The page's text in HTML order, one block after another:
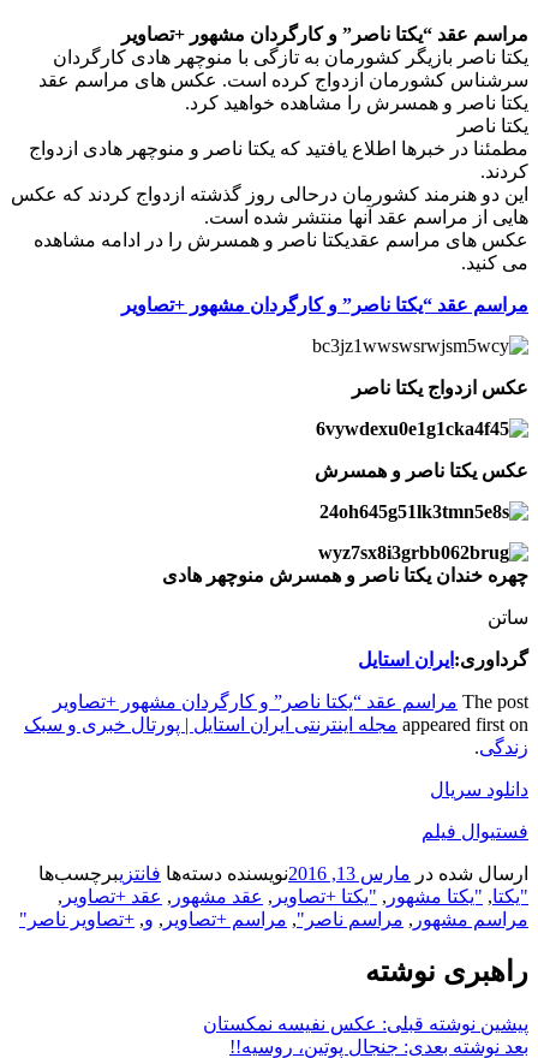
مراسم عقد “یکتا ناصر” و کارگردان مشهور +تصاویر
یکتا ناصر بازیگر کشورمان به تازگی با منوچهر هادی کارگردان
سرشناس کشورمان ازدواج کرده است. عکس های مراسم عقد
یکتا ناصر و همسرش را مشاهده خواهید کرد.
یکتا ناصر
مطمئنا در خبرها اطلاع یافتید که یکتا ناصر و منوچهر هادی ازدواج
کردند.
این دو هنرمند کشورمان درحالی روز گذشته ازدواج کردند که عکس
هایی از مراسم عقد آنها منتشر شده است.
عکس های مراسم عقدیکتا ناصر و همسرش را در ادامه مشاهده
می کنید.
مراسم عقد “یکتا ناصر” و کارگردان مشهور +تصاویر
عکس ازدواج یکتا ناصر
عکس یکتا ناصر و همسرش
چهره خندان یکتا ناصر و همسرش منوچهر هادی
ساتن
گرداوری: ایران استایل
The post مراسم عقد “یکتا ناصر” و کارگردان مشهور +تصاویر
appeared first on مجله اینترنتی ایران استایل | پورتال خبری و سبک
زندگی.
دانلود سریال
فستیوال فیلم
ارسال شده در مارس 13, 2016 نویسنده دسته‌ها فانتزیبرچسب‌ها
"یکتا, "یکتا مشهور , "یکتا +تصاویر , عقد مشهور , عقد +تصاویر ,
مراسم مشهور , مراسم ناصر", مراسم +تصاویر , و, +تصاویر ناصر"
راهبری نوشته
پیشین نوشته قبلی: عکس نفیسه نمکستان
بعد نوشته بعدی: جنجال پوتین، روسیه!!